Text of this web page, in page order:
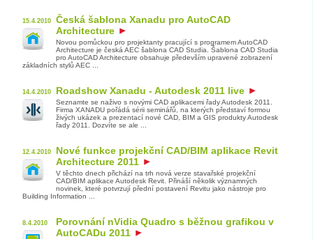
15.4.2010
Česká šablona Xanadu pro AutoCAD
Architecture
Novou pomůckou pro projektanty pracující s programem AutoCAD
Architecture je česká AEC šablona CAD Studia. Šablona CAD Studia
pro AutoCAD Architecture obsahuje především upravené zobrazení
základních stylů AEC ...
14.4.2010 Roadshow Xanadu - Autodesk 2011 live
Seznamte se naživo s novými CAD aplikacemi řady Autodesk 2011.
Firma XANADU pořádá sérii seminářů, na kterých představí formou
živých ukázek a prezentací nové CAD, BIM a GIS produkty Autodesk
řady 2011. Dozvíte se ale ...
12.4.2010
Nové funkce projekční CAD/BIM aplikace Revit
Architecture 2011
V těchto dnech přichází na trh nová verze stavařské projekční
CAD/BIM aplikace Autodesk Revit. Přináší několik významných
novinek, které potvrzují přední postavení Revitu jako nástroje pro
Building Information ...
8.4.2010
Porovnání nVidia Quadro s běžnou grafikou v
AutoCADu 2011